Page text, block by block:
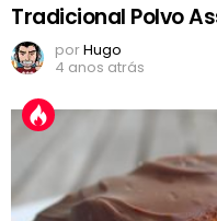
Tradicional Polvo
porHugo
4 anos atrás